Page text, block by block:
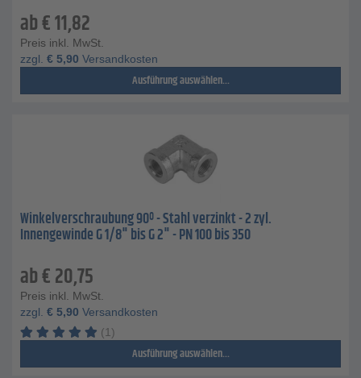
ab€11,82
Preis inkl. MwSt.
zzgl. € 5,90 Versandkosten
Ausführung auswählen...
Winkelverschraubung 90º - Stahl verzinkt - 2 zyl.
Innengewinde G 1/8" bis G 2" - PN 100 bis 350
ab€20,75
Preis inkl. MwSt.
zzgl. € 5,90 Versandkosten
(1)
Ausführung auswählen...